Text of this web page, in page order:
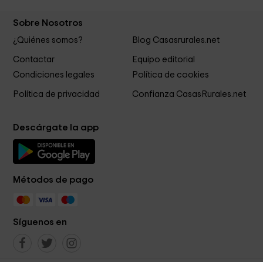
Sobre Nosotros
¿Quiénes somos? Blog Casasrurales.net
Contactar
Equipo editorial
Condiciones legales
Política de cookies
Política de privacidad Confianza CasasRurales.net
Descárgate la app
Métodos de pago
Síguenos en